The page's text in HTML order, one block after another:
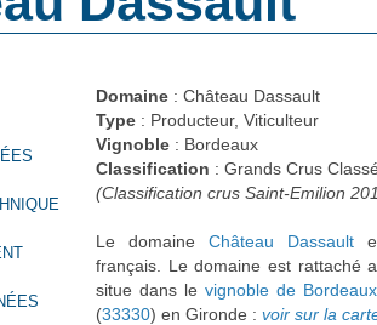
Domaine : Château Dassault
Type : Producteur, Viticulteur
Vignoble : Bordeaux
Classification : Grands Crus
(Classification crus Saint-Emilion
Le domaine Château Dassault
français. Le domaine est rattaché
situe dans le vignoble de Bordeaux
(33330) en Gironde : voir sur la